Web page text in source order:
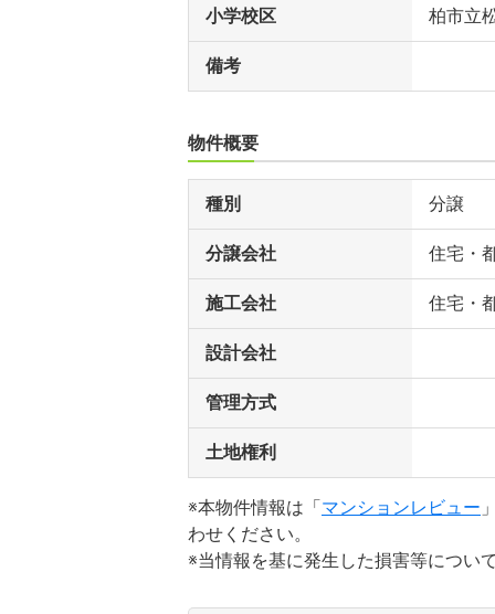
小学校区 柏市立
備考
物件概要
種別 分譲
分譲会社 住宅・
施工会社 住宅・
設計会社
管理方式
土地権利
※本物件情報は「 マンションレビュー
わせください。
※当情報を基に発生した損害等につい